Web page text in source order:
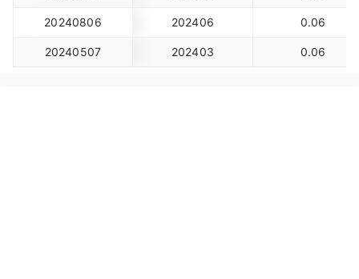
20240806 202406 0.06
20240507 202403 0.06